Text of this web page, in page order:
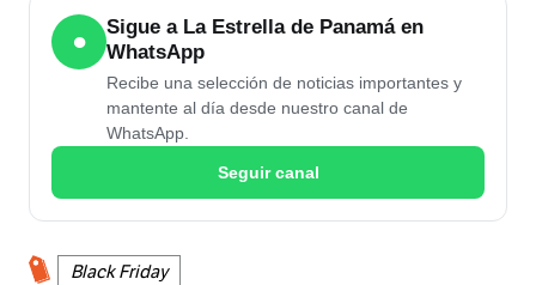
●
Sigue a La Estrella de Panamá en
WhatsApp
Recibe una selección de noticias importantes y
mantente al día desde nuestro canal de
WhatsApp.
Seguir canal
Black Friday